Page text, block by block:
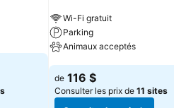
Wi-Fi gratuit
Parking
Animaux acceptés
Consulter les prix
de 116 $
Consulter les prix de 11 sites